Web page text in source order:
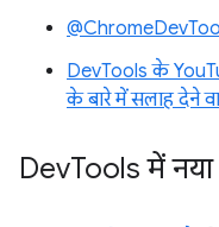
DevTools के
के बारे में सलाह देने
DevTools में